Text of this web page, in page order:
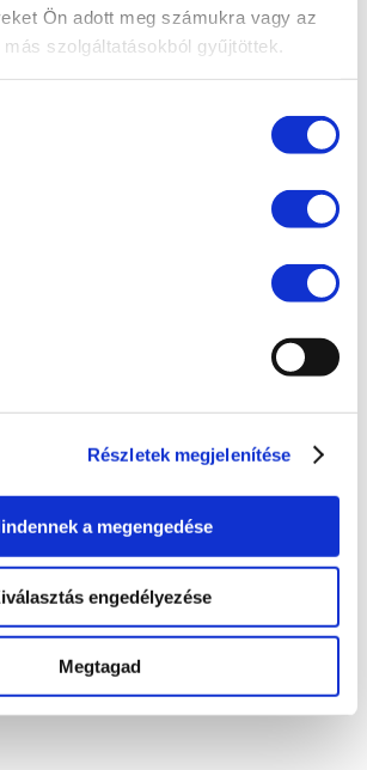
Ön adott meg számukra vagy az
szolgáltatásokból gyűjtöttek.
Részletek megjelenítése
a megengedése
engedélyezése
Megtagad